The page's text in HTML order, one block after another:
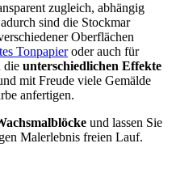
zugleich, abhängig
sind die Stockmar
Oberflächen
Tonpapieroder auch für
die unterschiedlichen Effekte
mit Freude viele Gemälde
anfertigen.
und lassen Sie
Malerlebnis freien Lauf.